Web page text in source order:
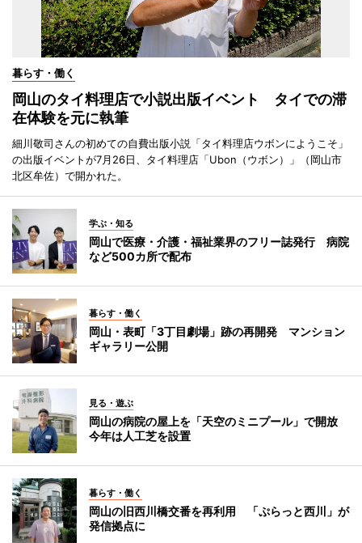
暮らす・働く
岡山のタイ料理店で小説出版イベント タイでの滞
在体験を元に執筆
細川敬司さんの初めての自費出版小説「タイ料理店ウボンにようこそ」
の出版イベントが7月26日、タイ料理店「Ubon（ウボン）」（岡山市
北区牟佐）で開かれた。
学ぶ・知る
岡山で医療・介護・福祉業界のフリー誌発行 病院
など500カ所で配布
暮らす・働く
岡山・表町「3丁目劇場」跡の再開発 マンション
ギャラリー公開
見る・遊ぶ
岡山の病院の屋上を「天空のミニプール」で開放
今年は人工芝を設置
暮らす・働く
岡山の旧西川橋交番を再利用 「ぷらっと西川」が
発信拠点に